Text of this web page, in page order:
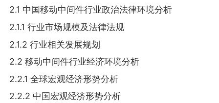
2.1 中国移动中间件行业政治法律环境分析
2.1.1 行业市场规模及法律法规
2.1.2 行业相关发展规划
2.2 移动中间件行业经济环境分析
2.2.1 全球宏观经济形势分析
2.2.2 中国宏观经济形势分析